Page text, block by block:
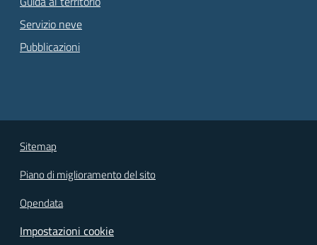
Servizio neve
Pubblicazioni
Sitemap
Piano di miglioramento del sito
Opendata
Impostazioni cookie